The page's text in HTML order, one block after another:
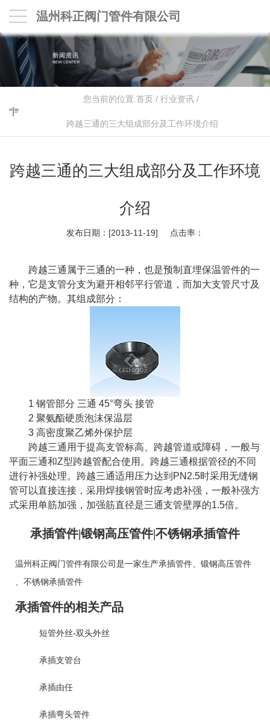
温州科正阀门管件有限公司
您当前的位置:首页/ 行业资讯/
跨越三通的三大组成部分及工作环境介绍
跨越三通的三大组成部分及工作环境
介绍
发布日期：[2013-11-19] 点击率：
跨越三通属于三通的一种，也是预制直埋保温管件的一
种，它是支管分支为避开相邻平行管道，而加大支管尺寸及
结构的产物。其组成部分：
1 钢管部分 三通 45°弯头 接管
2 聚氨酯硬质泡沫保温层
3 高密度聚乙烯外保护层
跨越三通用于提高支管标高、跨越管道或障碍，一般与
平面三通和Z型跨越管配合使用。跨越三通根据管径的不同
进行补强处理。跨越三通适用压力达到PN2.5时采用无缝钢
管可以直接连接，采用焊接钢管时应考虑补强，一般补强方
式采用单筋加强，加强筋直径是三通支管壁厚的1.5倍。
承插管件|锻钢高压管件|不锈钢承插管件
温州科正阀门管件有限公司是一家生产承插管件
锻钢高压管件
不锈钢承插管件
承插管件的相关产品
短管外丝-双头外丝
承插支管台
承插由任
承插弯头管件